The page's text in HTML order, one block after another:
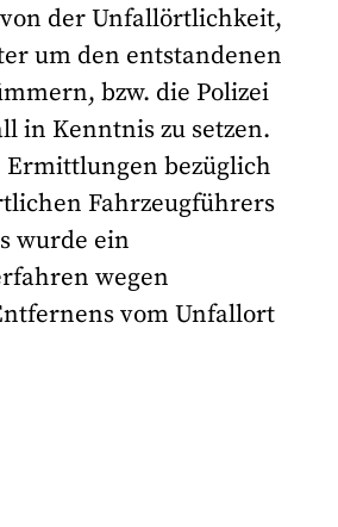
der Unfallörtlichkeit,
um den entstandenen
bzw. die Polizei
in Kenntnis zu setzen.
Ermittlungen bezüglich
Fahrzeugführers
wurde ein
wegen
vom Unfallort